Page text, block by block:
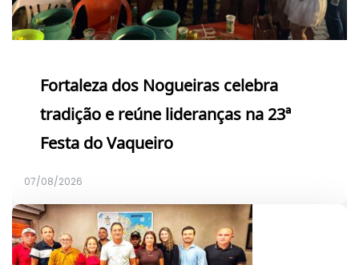
Fortaleza dos Nogueiras celebra
tradição e reúne lideranças na 23ª
Festa do Vaqueiro
07/08/2026